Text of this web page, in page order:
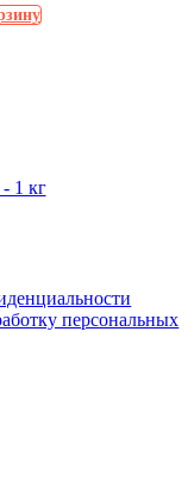
персональных